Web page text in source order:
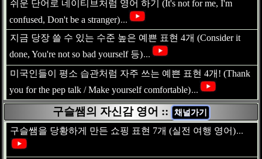
쉬운 단어로 네이티브처럼 영어 하기 (It's not for me, I'm
confused, Don't be a stranger)...
지금 당장 쓸 수 있는 수준 높은 예쁜 표현 4개 (Consider it
done, You're not so bad yourself 등)...
미국인들이 평소 습관처럼 자주 쓰는 예쁜 표현 4개! (Thank
you for the pep talk / Make yourself comfortable)...
구슬쌤의 자신감 영어 :: 채널가기
구슬쌤을 당황하게 만든 쇼핑 표현 7개 (실전 여행 영어)...